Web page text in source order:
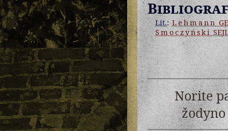
Lit.:Lehmann
Smoczyński
Norite